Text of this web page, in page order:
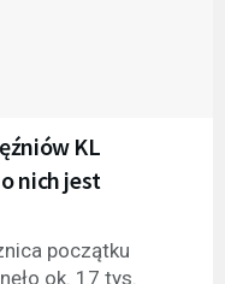
KL
nich jest
początku
ok. 17 tys.